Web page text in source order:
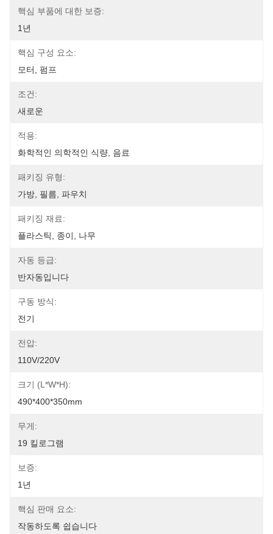
핵심 부품에 대한 보증:
1년
핵심 구성 요소:
모터, 펌프
조건:
새로운
적용:
화학적인 의학적인 식량, 음료
패키징 유형:
가방, 필름, 파우치
패키징 재료:
플라스틱, 종이, 나무
자동 등급:
반자동입니다
구동 방식:
전기
전압:
110V/220V
크기 (L*W*H):
490*400*350mm
무게:
19 킬로그램
보증:
1년
핵심 판매 요소:
작동하도록 쉽습니다